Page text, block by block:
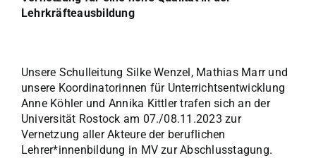
Lehrkräfteausbildung
Unsere Schulleitung Silke Wenzel, Mathias Marr und
unsere Koordinatorinnen für Unterrichtsentwicklung
Anne Köhler und Annika Kittler trafen sich an der
Universität Rostock am 07./08.11.2023 zur
Vernetzung aller Akteure der beruflichen
Lehrer*innenbildung in MV zur Abschlusstagung.